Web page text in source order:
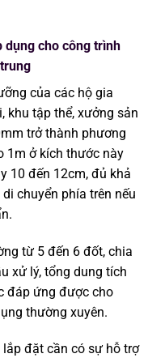
dụng cho công trình
của các hộ gia
khu tập thể, xưởng sản
trở thành phương
1m ở kích thước này
10 đến 12cm, đủ khả
chuyển phía trên nếu
từ 5 đến 6 đốt, chia
xử lý, tổng dung tích
đáp ứng được cho
thường xuyên.
đặt cần có sự hỗ trợ